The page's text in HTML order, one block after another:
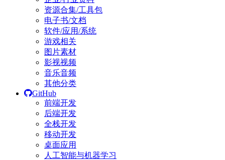
资源合集/工具包
电子书/文档
软件/应用/系统
游戏相关
图片素材
影视视频
音乐音频
其他分类
GitHub
前端开发
后端开发
全栈开发
移动开发
桌面应用
人工智能与机器学习